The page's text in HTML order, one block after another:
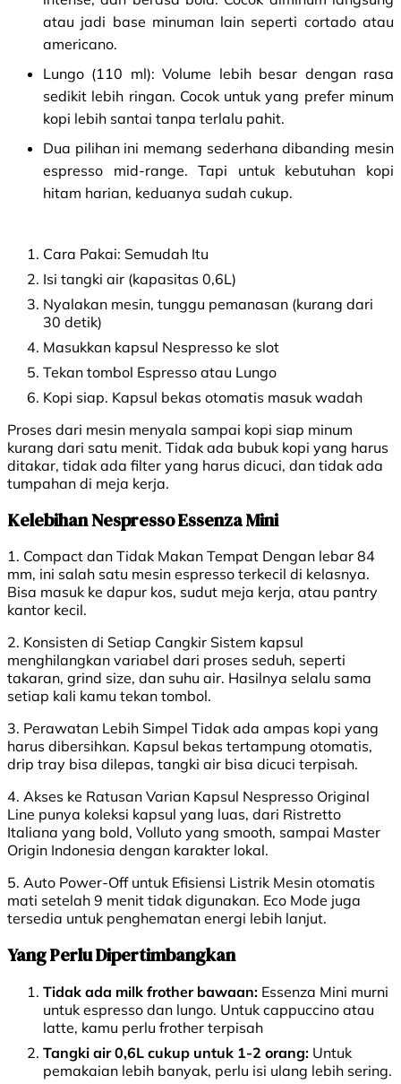
atau jadi base minuman lain seperti cortado atau
americano.
Lungo (110 ml): Volume lebih besar dengan rasa
sedikit lebih ringan. Cocok untuk yang prefer minum
kopi lebih santai tanpa terlalu pahit.
Dua pilihan ini memang sederhana dibanding mesin
espresso mid-range. Tapi untuk kebutuhan kopi
hitam harian, keduanya sudah cukup.
Cara Pakai: Semudah Itu
Isi tangki air (kapasitas 0,6L)
Nyalakan mesin, tunggu pemanasan (kurang dari
30 detik)
Masukkan kapsul Nespresso ke slot
Tekan tombol Espresso atau Lungo
Kopi siap. Kapsul bekas otomatis masuk wadah
Proses dari mesin menyala sampai kopi siap minum
kurang dari satu menit. Tidak ada bubuk kopi yang harus
ditakar, tidak ada filter yang harus dicuci, dan tidak ada
tumpahan di meja kerja.
Kelebihan Nespresso Essenza Mini
1. Compact dan Tidak Makan Tempat Dengan lebar 84
mm, ini salah satu mesin espresso terkecil di kelasnya.
Bisa masuk ke dapur kos, sudut meja kerja, atau pantry
kantor kecil.
2. Konsisten di Setiap Cangkir Sistem kapsul
menghilangkan variabel dari proses seduh, seperti
takaran, grind size, dan suhu air. Hasilnya selalu sama
setiap kali kamu tekan tombol.
3. Perawatan Lebih Simpel Tidak ada ampas kopi yang
harus dibersihkan. Kapsul bekas tertampung otomatis,
drip tray bisa dilepas, tangki air bisa dicuci terpisah.
4. Akses ke Ratusan Varian Kapsul Nespresso Original
Line punya koleksi kapsul yang luas, dari Ristretto
Italiana yang bold, Volluto yang smooth, sampai Master
Origin Indonesia dengan karakter lokal.
5. Auto Power-Off untuk Efisiensi Listrik Mesin otomatis
mati setelah 9 menit tidak digunakan. Eco Mode juga
tersedia untuk penghematan energi lebih lanjut.
Yang Perlu Dipertimbangkan
Tidak ada milk frother bawaan: Essenza Mini murni
untuk espresso dan lungo. Untuk cappuccino atau
latte, kamu perlu frother terpisah
Tangki air 0,6L cukup untuk 1-2 orang: Untuk
pemakaian lebih banyak, perlu isi ulang lebih sering.